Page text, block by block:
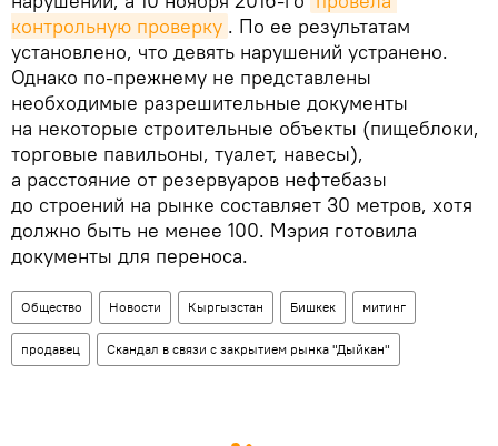
контрольную проверку . По ее результатам
установлено, что девять нарушений устранено.
Однако по-прежнему не представлены
необходимые разрешительные документы
на некоторые строительные объекты (пищеблоки,
торговые павильоны, туалет, навесы),
а расстояние от резервуаров нефтебазы
до строений на рынке составляет 30 метров, хотя
должно быть не менее 100. Мэрия готовила
документы для переноса.
Общество Новости Кыргызстан Бишкек митинг
продавец Скандал в связи с закрытием рынка "Дыйкан"